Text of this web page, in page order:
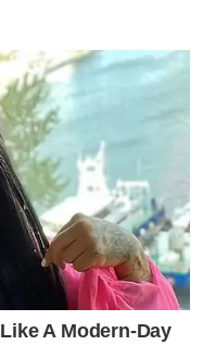
A Modern-Day